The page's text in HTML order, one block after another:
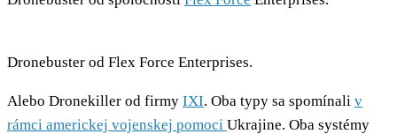
Dronebuster od Flex Force Enterprises.
Alebo Dronekiller od firmy IXI. Oba typy sa spomínali v
rámci americkej vojenskej pomoci Ukrajine. Oba systémy